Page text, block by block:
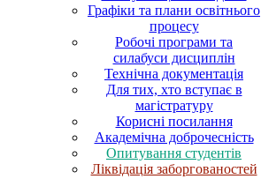
Графіки та плани освітнього
процесу
Робочі програми та
силабуси дисциплін
Технічна документація
Для тих, хто вступає в
магістратуру
Корисні посилання
Академічна доброчесність
Опитування студентів
Ліквідація заборгованостей